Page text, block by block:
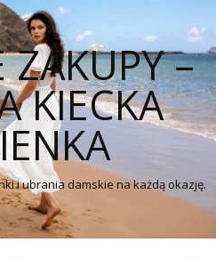
ZAKUPY –
KIECKA
i ubrania damskie na każdą okazję.